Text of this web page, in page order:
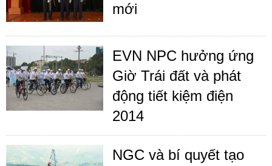
mới
EVN NPC hưởng ứng
Giờ Trái đất và phát
động tiết kiệm điện
2014
NGC và bí quyết tạo